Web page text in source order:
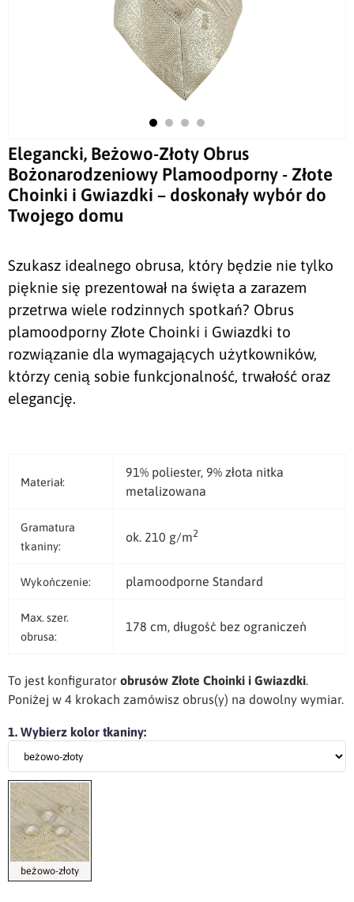
Elegancki, Beżowo-Złoty Obrus
Bożonarodzeniowy Plamoodporny - Złote
Choinki i Gwiazdki – doskonały wybór do
Twojego domu
Szukasz idealnego obrusa, który będzie nie tylko
pięknie się prezentował na święta a zarazem
przetrwa wiele rodzinnych spotkań? Obrus
plamoodporny Złote Choinki i Gwiazdki to
rozwiązanie dla wymagających użytkowników,
którzy cenią sobie funkcjonalność, trwałość oraz
elegancję.
Materiał:
91% poliester, 9% złota nitka
metalizowana
Gramatura
tkaniny:
ok. 210 g/m2
Wykończenie: plamoodporne Standard
Max. szer.
obrusa:
178 cm, długość bez ograniczeń
To jest konfigurator obrusów Złote Choinki i Gwiazdki.
Poniżej w 4 krokach zamówisz obrus(y) na dowolny wymiar.
1. Wybierz kolor tkaniny:
beżowo-złoty